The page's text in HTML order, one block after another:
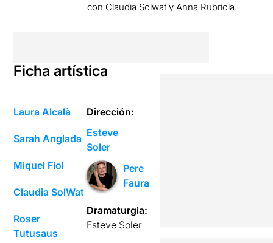
con Claudia Solwat y Anna Rubriola.
Ficha artística
Laura Alcalà
Sarah Anglada
Miquel Fiol
Claudia SolWat
Roser
Tutusaus
Dirección:
Esteve
Soler
Pere
Faura
Dramaturgia:
Esteve Soler